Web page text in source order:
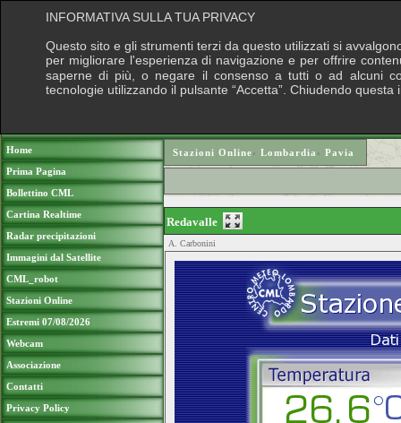
Home
Prima Pagina
Bollettino CML
Cartina Realtime
Radar precipitazioni
Immagini dal Satellite
CML_robot
Stazioni Online
Estremi 07/08/2026
Webcam
Associazione
Contatti
Privacy Policy
Stazioni Online› Lombardia › Pavia
Redavalle
A. Carbonini
INFORMATIVA SULLA TUA PRIVACY
Questo sito e gli strumenti terzi da questo utilizzati si
per migliorare l'esperienza di navigazione e per offrire
saperne di più, o negare il consenso a tutti o ad alcuni
tecnologie utilizzando il pulsante “Accetta”. Chiudendo